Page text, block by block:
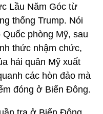
Lầu Năm Góc từ
thống Trump. Nói
phòng Mỹ, sau
thức nhậm chức,
hải quân Mỹ xuất
các hòn đảo mà
đóng ở Biển Đông.